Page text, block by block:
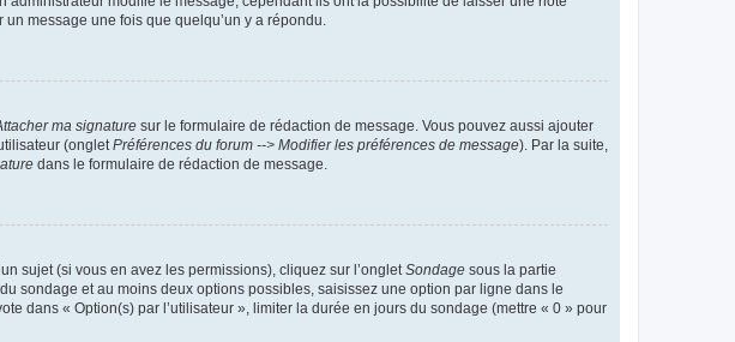
message une fois que quelqu’un y a répondu.
ma signature sur le formulaire de rédaction de message. Vous pouvez aussi ajouter
(onglet Préférences du forum --> Modifier les préférences de message). Par la suite,
dans le formulaire de rédaction de message.
sujet (si vous en avez les permissions), cliquez sur l’onglet Sondage sous la partie
sondage et au moins deux options possibles, saisissez une option par ligne dans le
dans « Option(s) par l’utilisateur », limiter la durée en jours du sondage (mettre « 0 » pour